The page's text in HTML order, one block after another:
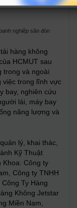
nghiệp săn đón
hàng không
HCMUT sau
trong và ngoài
việc trong lĩnh vực
bay, nghiên cứu
lái, máy bay
năng lượng và
lý, khai thác,
Kỹ Thuật
Khoa: Công ty
Công ty TNHH
Ty Hàng
Không Jetstar
Miền Nam,